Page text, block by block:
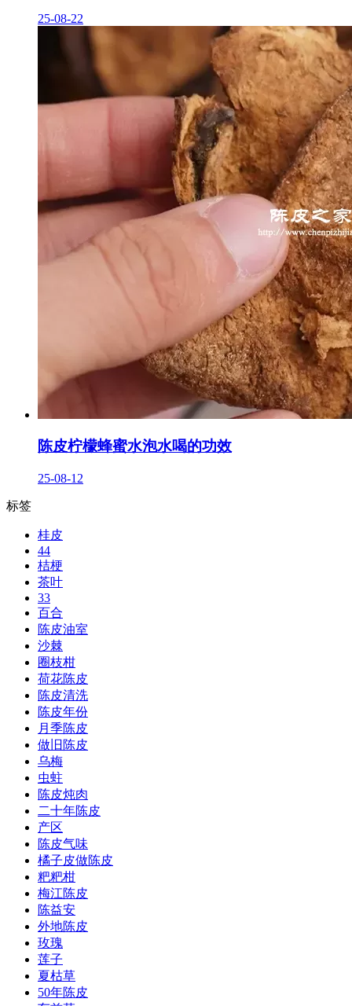
25-08-22
陈皮柠檬蜂蜜水泡水喝的功效
25-08-12
标签
桂皮
44
桔梗
茶叶
33
百合
陈皮油室
沙棘
圈枝柑
荷花陈皮
陈皮清洗
陈皮年份
月季陈皮
做旧陈皮
乌梅
虫蛀
陈皮炖肉
二十年陈皮
产区
陈皮气味
橘子皮做陈皮
粑粑柑
梅江陈皮
陈益安
外地陈皮
玫瑰
莲子
夏枯草
50年陈皮